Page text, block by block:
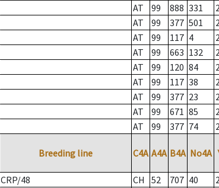
AT 99 888 331
AT 99 377 501
AT 99 117 4
AT 99 663 132
AT 99 120 84
AT 99 117 38
AT 99 377 23
AT 99 671 85
AT 99 377 74
Breeding line C4A A4A B4A No4A
CRP/48 CH 52 707 40